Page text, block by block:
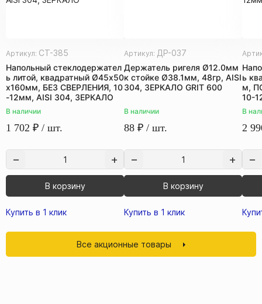
Артикул: СТ-385
Напольный стеклодержател
ь литой, квадратный Ø45х50
х160мм, БЕЗ СВЕРЛЕНИЯ, 10
-12мм, AISI 304, ЗЕРКАЛО
В наличии
1 702 ₽ / шт.
В корзину
Купить в 1 клик
Артикул: ДР-037
Держатель ригеля Ø12.0мм
к стойке Ø38.1мм, 48гр, AISI
304, ЗЕРКАЛО GRIT 600
В наличии
88 ₽ / шт.
В корзину
Купить в 1 клик
ь
м,
10-
В
2
Все акционные товары